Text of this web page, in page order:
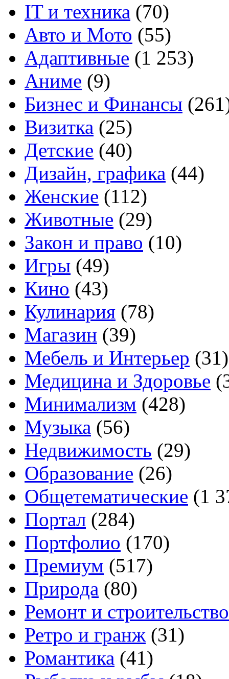
IT и техника (70)
Авто и Мото (55)
Адаптивные (1 253)
Аниме (9)
Бизнес и Финансы
Визитка (25)
Детские (40)
Дизайн, графика (44)
Женские (112)
Животные (29)
Закон и право (10)
Игры (49)
Кино (43)
Кулинария (78)
Магазин (39)
Мебель и Интерьер (31)
Медицина и Здоровье
Минимализм (428)
Музыка (56)
Недвижимость (29)
Образование (26)
Общетематические (1
Портал (284)
Портфолио (170)
Премиум (517)
Природа (80)
Ремонт и строительство
Ретро и гранж (31)
Романтика (41)